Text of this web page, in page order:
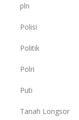
pln
Polisi
Politik
Polri
Puti
Tanah Longsor